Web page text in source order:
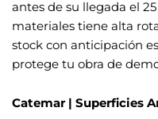
antes de su llegada el
materiales tiene alta
stock con anticipación
protege tu obra de
Catemar | Superficies